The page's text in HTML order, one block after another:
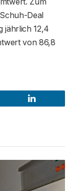
Deal
jährlich 12,4
von 86,8
LinkedIn